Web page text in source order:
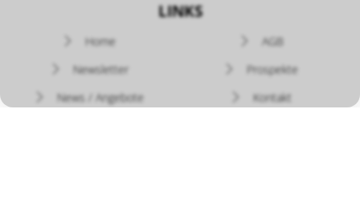
LINKS
überspringen
Home
AGB
Newsletter
Prospekte
News / Angebote
Kontakt